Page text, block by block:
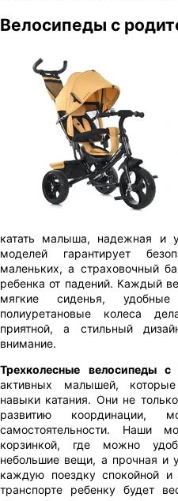
Велосипеды с
катать малыша, надежная и
моделей гарантирует
маленьких, а страховочный
ребенка от падений. Каждый
мягкие сиденья,
полиуретановые колеса
приятной, а стильный
внимание.
Трехколесные велосипеды с
активных малышей,
навыки катания. Они не
развитию
самостоятельности. Наши
корзинкой, где можно
небольшие вещи, а прочная и
каждую поездку спокойной и
транспорте ребенку будет